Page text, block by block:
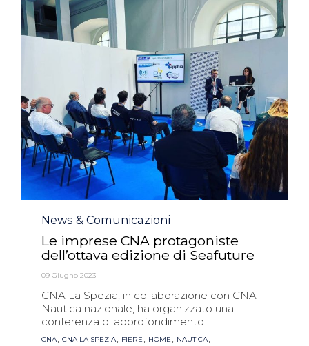
Category
News & Comunicazioni
Le imprese CNA protagoniste
dell’ottava edizione di Seafuture
09 Giugno 2023
CNA La Spezia, in collaborazione con CNA
Nautica nazionale, ha organizzato una
conferenza di approfondimento...
Tags
CNA, CNA LA SPEZIA, FIERE , HOME , NAUTICA,